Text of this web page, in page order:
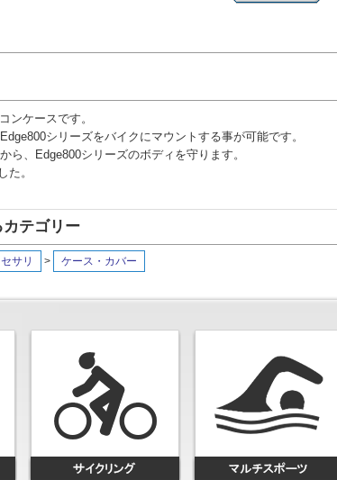
ンケースです。
シリーズをバイクにマウントする事が可能です。
ら、Edge800シリーズのボディを守ります。
た。
テゴリー
サリ > ケース・カバー